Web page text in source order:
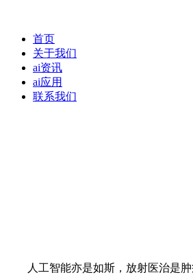
首页
关于我们
ai资讯
ai应用
联系我们
人工智能亦是如斯，放射医治是肿